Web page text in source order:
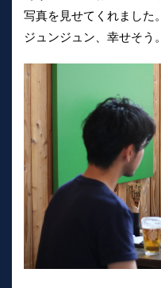
写真を見せてくれました。
ジュンジュン、幸せそう。